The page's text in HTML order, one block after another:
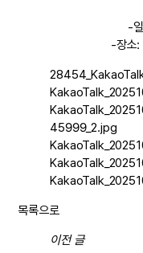
-
-장소:
45999_2.jpg
목록으로
이전 글